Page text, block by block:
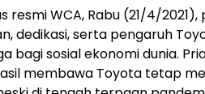
resmi WCA, Rabu (21/4/
dedikasi, serta pengaruh
bagi sosial ekonomi dunia.
membawa Toyota tetap